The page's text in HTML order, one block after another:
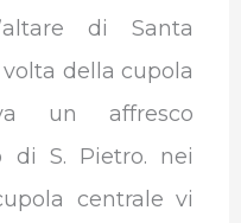
di Santa
della cupola
un affresco
di S. Pietro. nei
centrale vi